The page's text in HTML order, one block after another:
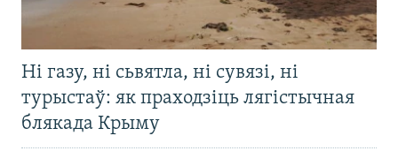
Ні газу, ні сьвятла, ні сувязі, ні
турыстаў: як праходзіць лягістычная
блякада Крыму